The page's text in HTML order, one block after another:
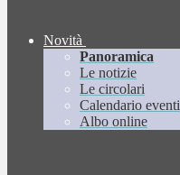
Novità
Panoramica
Le notizie
Le circolari
Calendario eventi
Albo online